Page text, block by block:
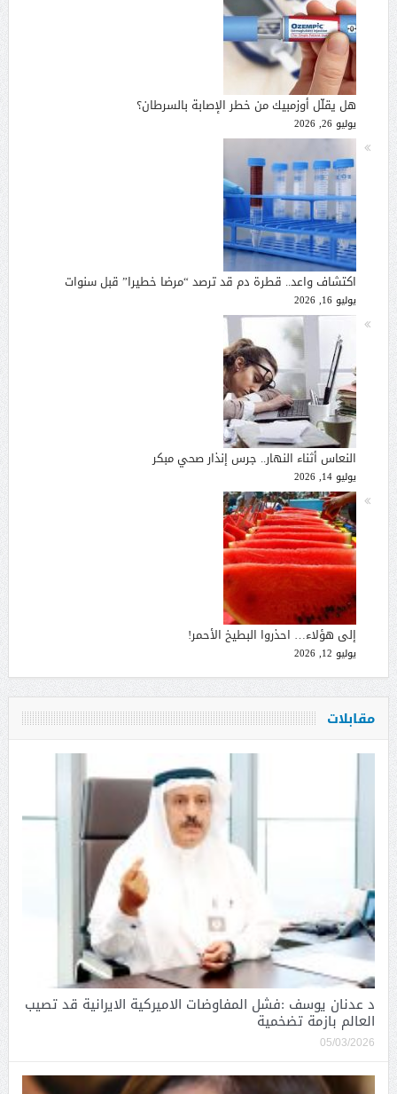
هل يقلّل أوزمبيك من خطر الإصابة بالسرطان؟
يوليو 26, 2026
اكتشاف واعد.. قطرة دم قد ترصد “مرضا خطيرا” قبل سنوات
يوليو 16, 2026
النعاس أثناء النهار.. جرس إنذار صحي مبكر
يوليو 14, 2026
إلى هؤلاء… احذروا البطيخ الأحمر!
يوليو 12, 2026
مقابلات
د عدنان يوسف :فشل المفاوضات الاميركية الايرانية قد تصيب
العالم بازمة تضخمية
05/03/2026